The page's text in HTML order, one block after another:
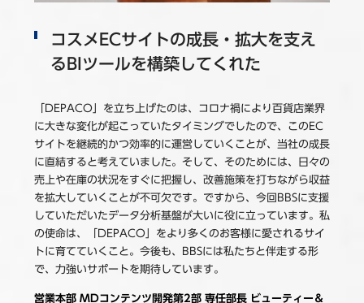
コスメECサイトの成長・拡大を支え
るBIツールを構築してくれた
「DEPACO」を立ち上げたのは、コロナ禍により百貨店業界
に大きな変化が起こっていたタイミングでしたので、このEC
サイトを継続的かつ効率的に運営していくことが、当社の成長
に直結すると考えていました。そして、そのためには、日々の
売上や在庫の状況をすぐに把握し、改善施策を打ちながら収益
を拡大していくことが不可欠です。ですから、今回BBSに支援
していただいたデータ分析基盤が大いに役に立っています。私
の使命は、「DEPACO」をより多くのお客様に愛されるサイ
トに育てていくこと。今後も、BBSには私たちと伴走する形
で、力強いサポートを期待しています。
営業本部 MDコンテンツ開発第2部 専任部長 ビューティー＆